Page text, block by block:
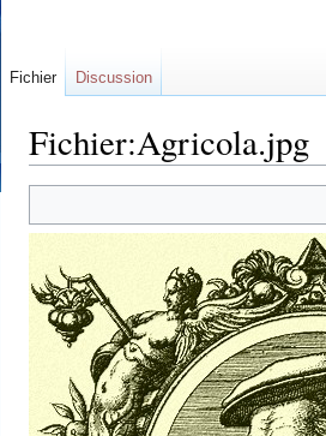
Fichier:Agricola.jpg
Fichier Discussion